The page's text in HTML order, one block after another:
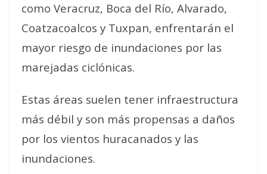
como Veracruz, Boca del Río, Alvarado,
Coatzacoalcos y Tuxpan, enfrentarán el
mayor riesgo de inundaciones por las
marejadas ciclónicas.
Estas áreas suelen tener infraestructura
más débil y son más propensas a daños
por los vientos huracanados y las
inundaciones.